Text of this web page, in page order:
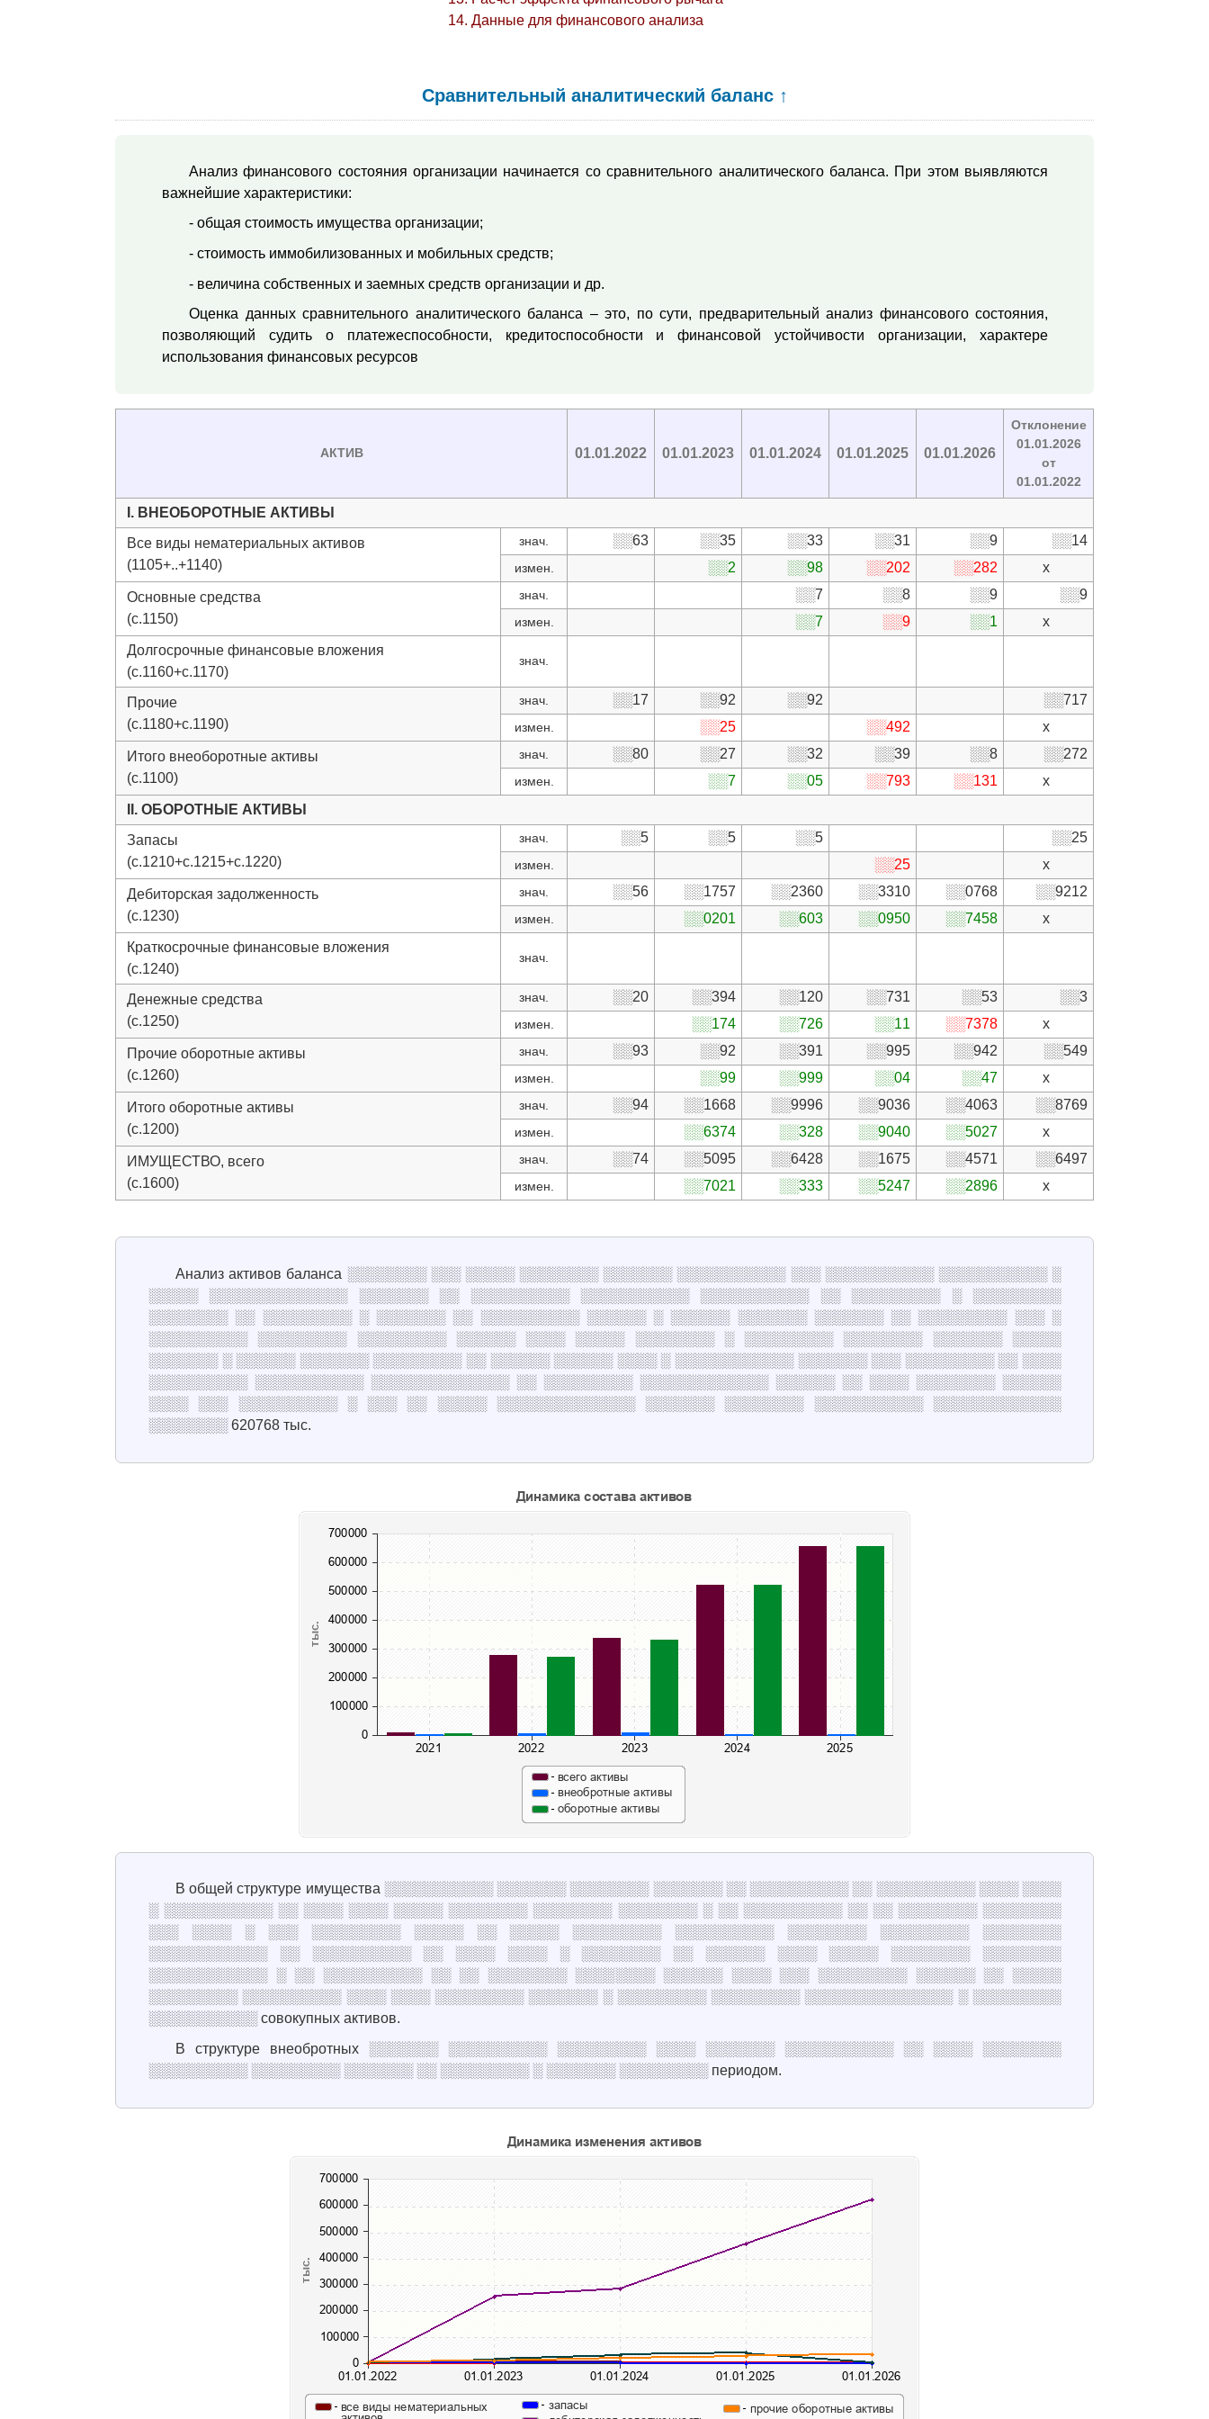
Данные для финансового анализа
Сравнительный аналитический баланс ↑
Анализ финансового состояния организации начинается со сравнительного аналитического баланса. При этом выявляются
важнейшие характеристики:
- общая стоимость имущества организации;
- стоимость иммобилизованных и мобильных средств;
- величина собственных и заемных средств организации и др.
Оценка данных сравнительного аналитического баланса – это, по сути, предварительный анализ финансового состояния,
позволяющий судить о платежеспособности, кредитоспособности и финансовой устойчивости организации, характере
использования финансовых ресурсов
АКТИВ 01.01.2022 01.01.2023 01.01.2024 01.01.2025 01.01.2026
Отклонение
01.01.2026
от
01.01.2022
I. ВНЕОБОРОТНЫЕ АКТИВЫ
Все виды нематериальных активов
(1105+..+1140)
знач. ░░63 ░░35 ░░33 ░░31 ░░9 ░░14
измен. ░░2 ░░98 ░░202 ░░282
x
Основные средства
(с.1150)
знач. ░░7 ░░8 ░░9 ░░9
измен. ░░7 ░░9 ░░1
x
Долгосрочные финансовые вложения
(с.1160+с.1170)
знач.
Прочие
(с.1180+с.1190)
знач. ░░17 ░░92 ░░92 ░░717
измен. ░░25 ░░492
x
Итого внеоборотные активы
(с.1100)
знач. ░░80 ░░27 ░░32 ░░39 ░░8 ░░272
измен. ░░7 ░░05 ░░793 ░░131
x
II. ОБОРОТНЫЕ АКТИВЫ
Запасы
(с.1210+с.1215+с.1220)
знач. ░░5 ░░5 ░░5 ░░25
измен. ░░25
x
Дебиторская задолженность
(с.1230)
знач. ░░56 ░░1757 ░░2360 ░░3310 ░░0768 ░░9212
измен. ░░0201 ░░603 ░░0950 ░░7458
x
Краткосрочные финансовые вложения
(с.1240)
знач.
Денежные средства
(с.1250)
знач. ░░20 ░░394 ░░120 ░░731 ░░53 ░░3
измен. ░░174 ░░726 ░░11 ░░7378
x
Прочие оборотные активы
(с.1260)
знач. ░░93 ░░92 ░░391 ░░995 ░░942 ░░549
измен. ░░99 ░░999 ░░04 ░░47
x
Итого оборотные активы
(с.1200)
знач. ░░94 ░░1668 ░░9996 ░░9036 ░░4063 ░░8769
измен. ░░6374 ░░328 ░░9040 ░░5027
x
ИМУЩЕСТВО, всего
(с.1600)
знач. ░░74 ░░5095 ░░6428 ░░1675 ░░4571 ░░6497
измен. ░░7021 ░░333 ░░5247 ░░2896 x
Анализ активов баланса ░░░░░░░░ ░░░ ░░░░░ ░░░░░░░░ ░░░░░░░ ░░░░░░░░░░░ ░░░ ░░░░░░░░░░░ ░░░░░░░░░░░ ░
░░░░░ ░░░░░░░░░░░░░░ ░░░░░░░ ░░ ░░░░░░░░░░ ░░░░░░░░░░░ ░░░░░░░░░░░ ░░ ░░░░░░░░░ ░ ░░░░░░░░░
░░░░░░░░ ░░ ░░░░░░░░░ ░ ░░░░░░░ ░░ ░░░░░░░░░░ ░░░░░░ ░ ░░░░░░ ░░░░░░░ ░░░░░░░ ░░ ░░░░░░░░░ ░░░ ░
░░░░░░░░░░ ░░░░░░░░░ ░░░░░░░░░ ░░░░░░ ░░░░ ░░░░░ ░░░░░░░░ ░ ░░░░░░░░░ ░░░░░░░░ ░░░░░░░ ░░░░░
░░░░░░░ ░ ░░░░░░ ░░░░░░░ ░░░░░░░░░ ░░ ░░░░░░ ░░░░░░ ░░░░ ░ ░░░░░░░░░░░░ ░░░░░░░ ░░░ ░░░░░░░░░ ░░ ░░░░
░░░░░░░░░░ ░░░░░░░░░░░ ░░░░░░░░░░░░░░ ░░ ░░░░░░░░░ ░░░░░░░░░░░░░ ░░░░░░ ░░ ░░░░ ░░░░░░░░ ░░░░░░
░░░░ ░░░ ░░░░░░░░░░ ░ ░░░ ░░ ░░░░░ ░░░░░░░░░░░░░░ ░░░░░░░ ░░░░░░░░ ░░░░░░░░░░░ ░░░░░░░░░░░░░
░░░░░░░░ 620768 тыс.
В общей структуре имущества ░░░░░░░░░░░ ░░░░░░░ ░░░░░░░░ ░░░░░░░ ░░ ░░░░░░░░░░ ░░ ░░░░░░░░░░ ░░░░ ░░░░
░ ░░░░░░░░░░░ ░░ ░░░░ ░░░░ ░░░░░ ░░░░░░░░ ░░░░░░░░ ░░░░░░░░ ░ ░░ ░░░░░░░░░░ ░░ ░░ ░░░░░░░░ ░░░░░░░░
░░░ ░░░░ ░ ░░░ ░░░░░░░░░ ░░░░░ ░░ ░░░░░ ░░░░░░░░░ ░░░░░░░░░░ ░░░░░░░░ ░░░░░░░░░ ░░░░░░░░
░░░░░░░░░░░░ ░░ ░░░░░░░░░░ ░░ ░░░░ ░░░░ ░ ░░░░░░░░ ░░ ░░░░░░ ░░░░ ░░░░░ ░░░░░░░░ ░░░░░░░░
░░░░░░░░░░░░ ░ ░░ ░░░░░░░░░░ ░░ ░░ ░░░░░░░░ ░░░░░░░░ ░░░░░░ ░░░░ ░░░ ░░░░░░░░░ ░░░░░░ ░░ ░░░░░
░░░░░░░░░ ░░░░░░░░░░ ░░░░ ░░░░ ░░░░░░░░░ ░░░░░░░ ░ ░░░░░░░░░ ░░░░░░░░░ ░░░░░░░░░░░░░░░ ░ ░░░░░░░░░
░░░░░░░░░░░ совокупных активов.
В структуре внеобротных ░░░░░░░ ░░░░░░░░░░ ░░░░░░░░░ ░░░░ ░░░░░░░ ░░░░░░░░░░░ ░░ ░░░░ ░░░░░░░░
░░░░░░░░░░ ░░░░░░░░░ ░░░░░░░ ░░ ░░░░░░░░░ ░ ░░░░░░░ ░░░░░░░░░ периодом.